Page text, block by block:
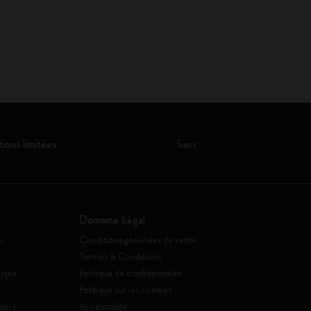
limitées Sacs
Domaine Légal
Conditions générales de vente
Termes & Conditions
Politique de confidentialité
Politique sur les cookies
Accessibilité